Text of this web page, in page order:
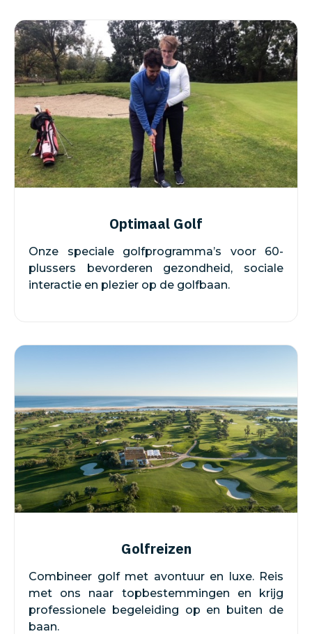
Optimaal Golf
Onze speciale golfprogramma’s voor 60-
plussers bevorderen gezondheid, sociale
interactie en plezier op de golfbaan.
Golfreizen
Combineer golf met avontuur en luxe. Reis
met ons naar topbestemmingen en krijg
professionele begeleiding op en buiten de
baan.